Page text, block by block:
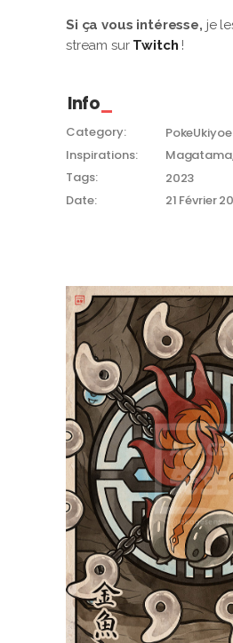
Si ça vous intéresse, je
stream sur Twitch !
Info
Category:
PokeUkiyoe
Inspirations:
Tags:
2023
Date:
21 Février